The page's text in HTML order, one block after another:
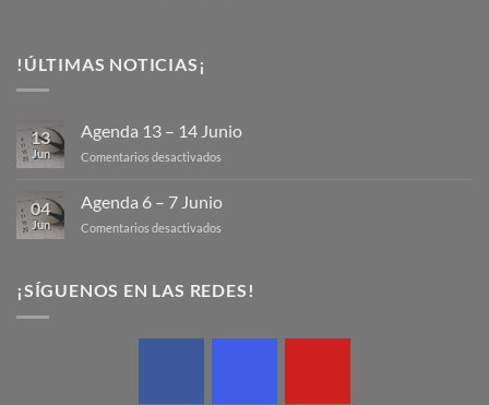
!ÚLTIMAS NOTICIAS¡
13
Jun
Agenda 13 – 14 Junio
Comentarios desactivados
–
04
Jun
Agenda 6 – 7 Junio
Comentarios desactivados
–
7
¡SÍGUENOS EN LAS REDES!